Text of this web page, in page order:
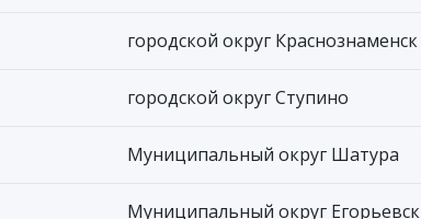
городской округ Краснознаменск
городской округ Ступино
Муниципальный округ Шатура
Муниципальный округ Егорьевск